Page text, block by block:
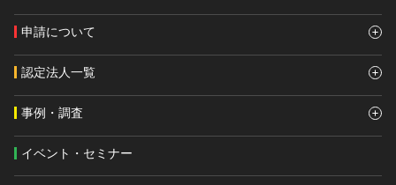
申請について
認定法人一覧
事例・調査
イベント・セミナー